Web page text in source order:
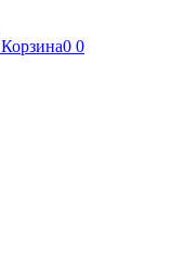
Корзина0 0